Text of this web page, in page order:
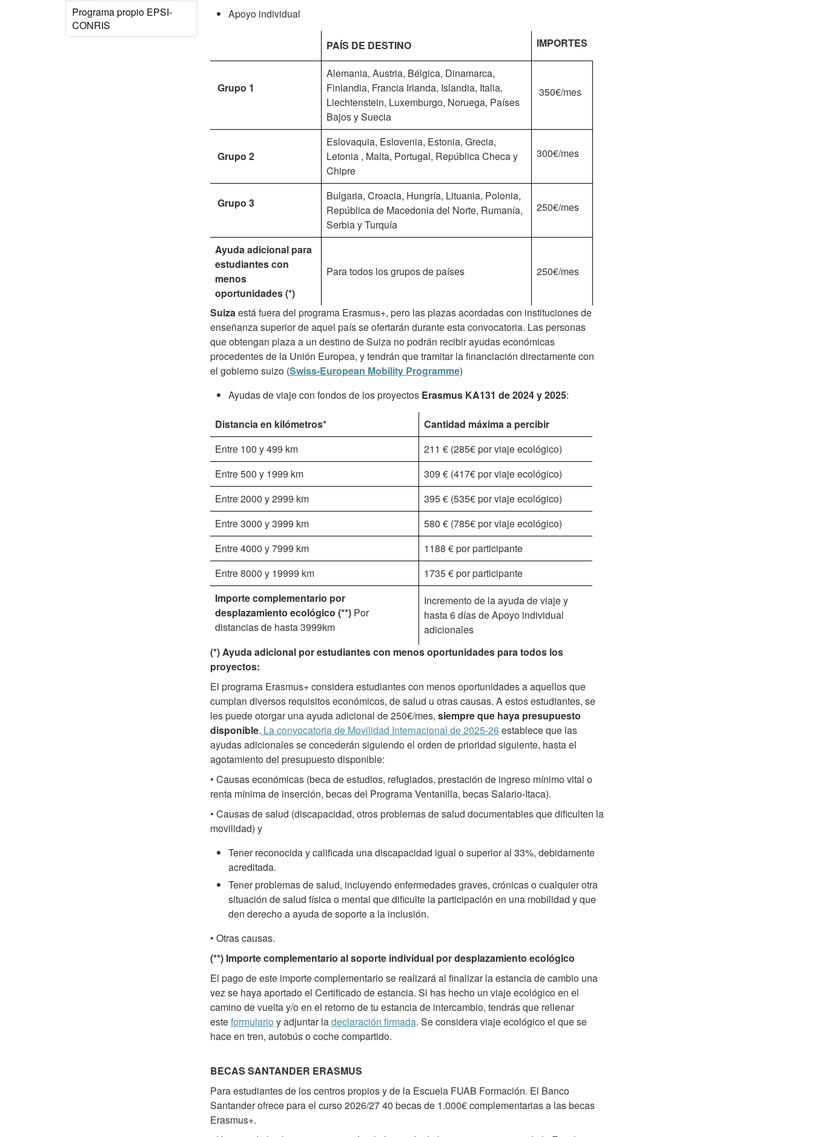
Programa propio EPSI-
CONRIS
Apoyo individual
PAÍS DE DESTINO IMPORTES
Grupo 1
Alemania, Austria, Bélgica, Dinamarca,
Finlandia, Francia Irlanda, Islandia, Italia,
Liechtenstein, Luxemburgo, Noruega, Países
Bajos y Suecia
350€/mes
Grupo 2
Eslovaquia, Eslovenia, Estonia, Grecia,
Letonia , Malta, Portugal, República Checa y
Chipre
300€/mes
Grupo 3
Bulgaria, Croacia, Hungría, Lituania, Polonia,
República de Macedonia del Norte, Rumanía,
Serbia y Turquía
250€/mes
Ayuda adicional para
estudiantes con
menos
oportunidades (*)
Para todos los grupos de países 250€/mes
Suizaestá fuera del programa Erasmus+, pero las plazas acordadas con instituciones de
enseñanza superior de aquel país se ofertarán durante esta convocatoria. Las personas
que obtengan plaza a un destino de Suiza no podrán recibir ayudas económicas
procedentes de la Unión Europea, y tendrán que tramitar la financiación directamente con
el gobierno suizo (Swiss-European Mobility Programme)
Ayudas de viaje con fondos de los proyectos Erasmus KA131 de 2024 y 2025:
Distancia en kilómetros*
Cantidad máxima a percibir
Entre 100 y 499 km
211 € (285€ por viaje ecológico)
Entre 500 y 1999 km
309 € (417€ por viaje ecológico)
Entre 2000 y 2999 km
395 € (535€ por viaje ecológico)
Entre 3000 y 3999 km
580 € (785€ por viaje ecológico)
Entre 4000 y 7999 km
1188 € por participante
Entre 8000 y 19999 km
1735 € por participante
Importe complementario por
desplazamiento ecológico (**) Por
distancias de hasta 3999km
Incremento de la ayuda de viaje y
hasta 6 días de Apoyo individual
adicionales
(*) Ayuda adicional por estudiantes con menos oportunidades para todos los
proyectos:
El programa Erasmus+ considera estudiantes con menos oportunidades a aquellos que
cumplan diversos requisitos económicos, de salud u otras causas. A estos estudiantes, se
les puede otorgar una ayuda adicional de 250€/mes, siempre que haya presupuesto
disponible. La convocatoria de Movilidad Internacional de 2025-26establece que las
ayudas adicionales se concederán siguiendo el orden de prioridad siguiente, hasta el
agotamiento del presupuesto disponible:
• Causas económicas (beca de estudios, refugiados, prestación de ingreso mínimo vital o
renta mínima de inserción, becas del Programa Ventanilla, becas Salario-Itaca).
• Causas de salud (discapacidad, otros problemas de salud documentables que dificulten la
movilidad) y
Tener reconocida y calificada una discapacidad igual o superior al 33%, debidamente
acreditada.
Tener problemas de salud, incluyendo enfermedades graves, crónicas o cualquier otra
situación de salud física o mental que dificulte la participación en una mobilidad y que
den derecho a ayuda de soporte a la inclusión.
• Otras causas.
(**) Importe complementario al soporte individual por desplazamiento ecológico
El pago de este importe complementario se realizará al finalizar la estancia de cambio una
vez se haya aportado el Certificado de estancia. Si has hecho un viaje ecológico en el
camino de vuelta y/o en el retorno de tu estancia de intercambio, tendrás que rellenar
esteformulario y adjuntar ladeclaración firmada. Se considera viaje ecológico el que se
hace en tren, autobús o coche compartido.
BECAS SANTANDER ERASMUS
Para estudiantes de los centros propios y de la Escuela FUAB Formación. El Banco
Santander ofrece para el curso 2026/27 40 becas de 1.000€ complementarias a las becas
Erasmus+.